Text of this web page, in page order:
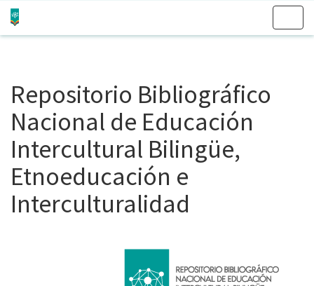
Repositorio Bibliográfico
Nacional de Educación
Intercultural Bilingüe,
Etnoeducación e
Interculturalidad